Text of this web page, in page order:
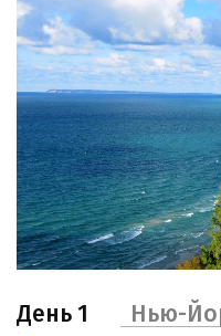
День 1 Нью-